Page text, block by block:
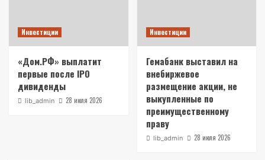
Инвестиции
«Дом.РФ» выплатит
первые после IPO
дивиденды
lib_admin 28 июля 2026
Инвестиции
Гемабанк выставил на
внебиржевое
размещение акции, не
выкупленные по
преимущественному
праву
lib_admin 28 июля 2026